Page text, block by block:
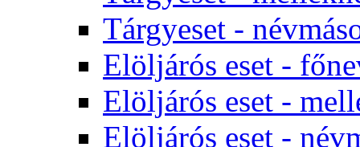
Tárgyeset -
Elöljárós eset -
Elöljárós eset -
Elöljárós eset -